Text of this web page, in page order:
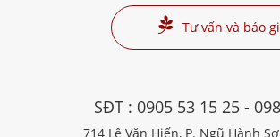
Tư vấn và báo
SĐT : 0905 53 15 25-
714 Lê Văn Hiến, P. Ngũ Hành